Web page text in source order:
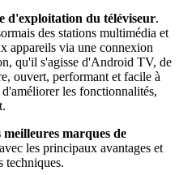
d'exploitation du téléviseur.
des stations multimédia et
appareils via une connexion
qu'il s'agisse d'Android TV, de
ouvert, performant et facile à
les fonctionnalités,
meilleures marques de
les principaux avantages et
techniques.